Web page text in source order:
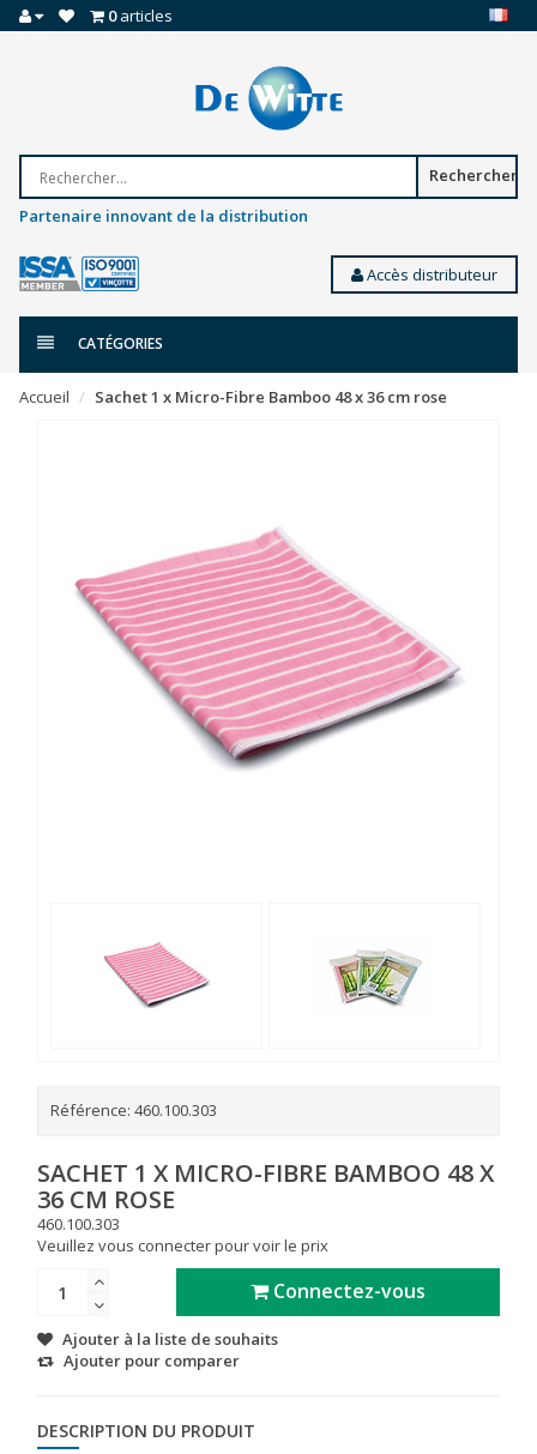
0articles
Rechercher
Partenaire innovant de la distribution
Accès distributeur
CATÉGORIES
Accueil Sachet 1 x Micro-Fibre Bamboo 48 x 36 cm rose
Référence: 460.100.303
SACHET 1 X MICRO-FIBRE BAMBOO 48 X
36 CM ROSE
460.100.303
Veuillez vous connecter pour voir le prix
Connectez-vous
Ajouter à la liste de souhaits
Ajouter pour comparer
DESCRIPTION DU PRODUIT